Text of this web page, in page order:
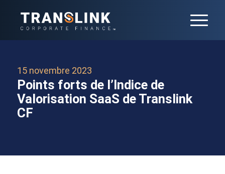
15 novembre 2023
Points forts de l’Indice de
Valorisation SaaS de Translink
CF